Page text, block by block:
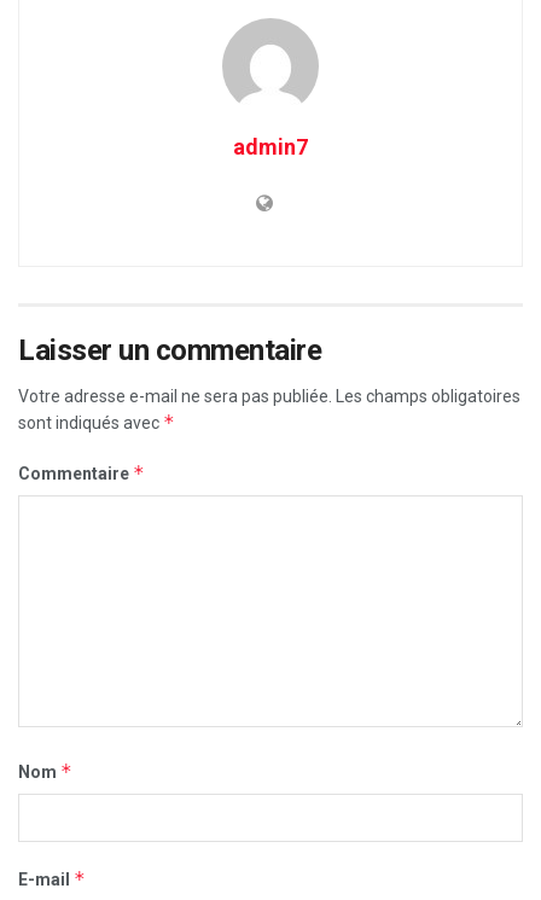
admin7
Laisser un commentaire
Votre adresse e-mail ne sera pas publiée.
Les champs obligatoires
sont indiqués avec *
Commentaire *
Nom *
E-mail *